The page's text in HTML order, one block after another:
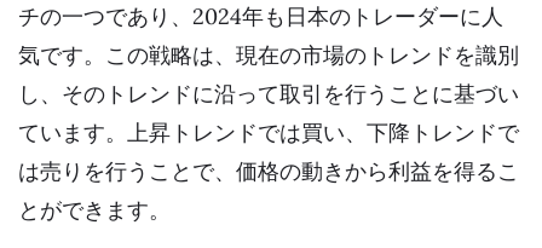
チの一つであり、2024年も日本のトレーダーに人
気です。この戦略は、現在の市場のトレンドを識別
し、そのトレンドに沿って取引を行うことに基づい
ています。上昇トレンドでは買い、下降トレンドで
は売りを行うことで、価格の動きから利益を得るこ
とができます。